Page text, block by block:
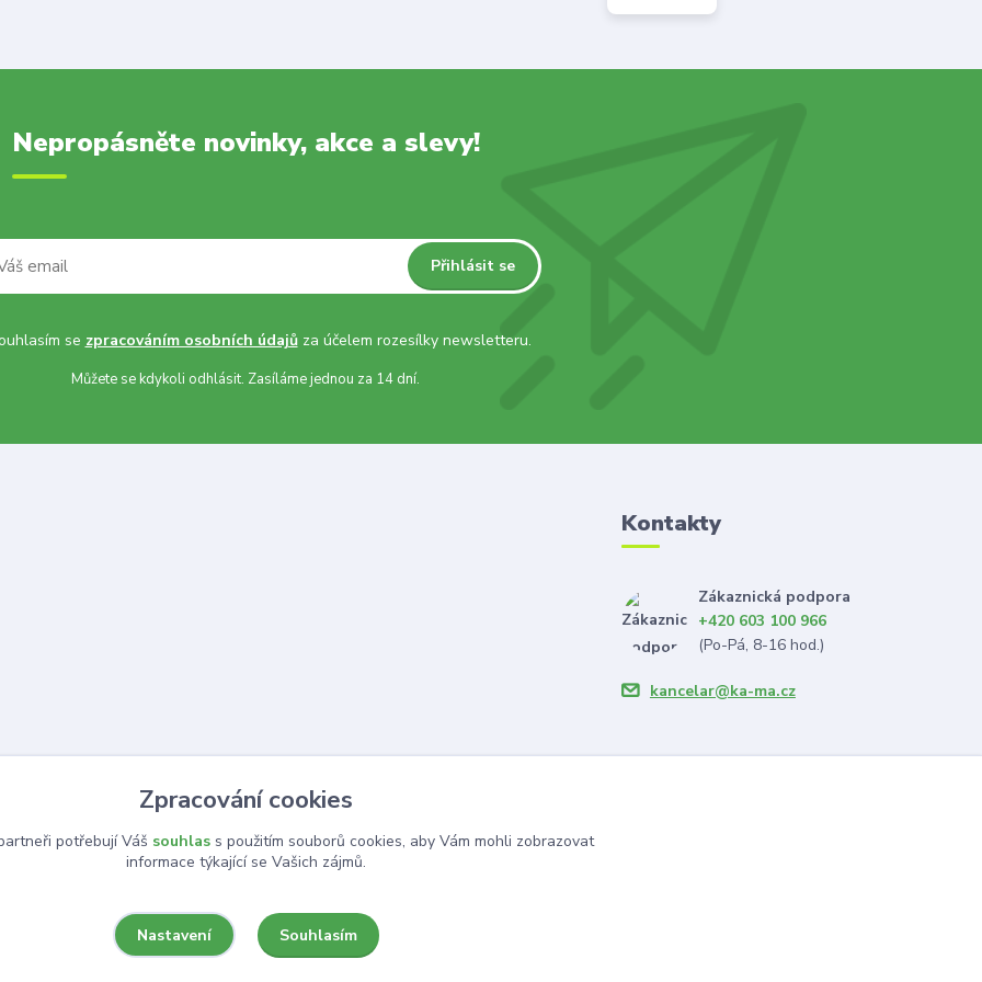
Nepropásněte novinky, akce a slevy!
Přihlásit se
se zpracováním osobních údajůza účelem rozesílky newsletteru.
Můžete se kdykoli odhlásit. Zasíláme jednou za 14 dní.
Kontakty
Zákaznická podpora
+420 603 100 966
(Po-Pá, 8-16 hod.)
kancelar@ka-ma.cz
Zpracování cookies
potřebují Váš souhlass použitím souborů cookies, aby Vám mohli zobrazovat
informace týkající se Vašich zájmů.
Nastavení Souhlasím